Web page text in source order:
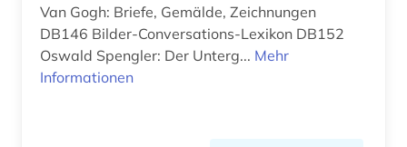
arabische literatur (2)
arabische philosophie (1)
Portugal (11)
Rheinland-Pfalz (16)
Van Gogh: Briefe, Gemälde, Zeichnungen
DB146 Bilder-Conversations-Lexikon DB152
Oswald Spengler: Der Unterg... Mehr
Informationen